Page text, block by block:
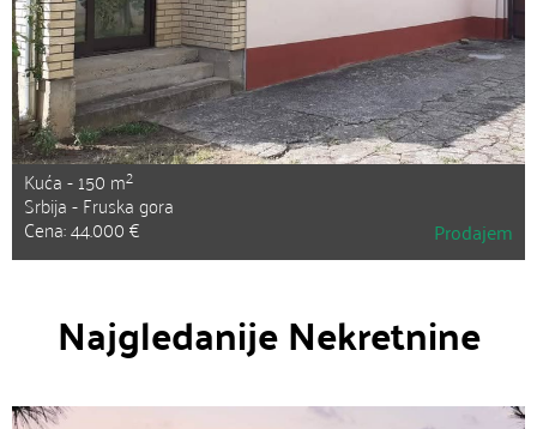
Kuća - 150 m2
Srbija - Fruska gora
Cena: 44.000 € Prodajem
Najgledanije Nekretnine